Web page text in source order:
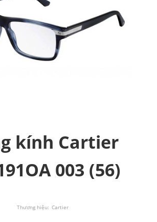
kính Cartier
003 (56)
Thương hiệu: Cartier